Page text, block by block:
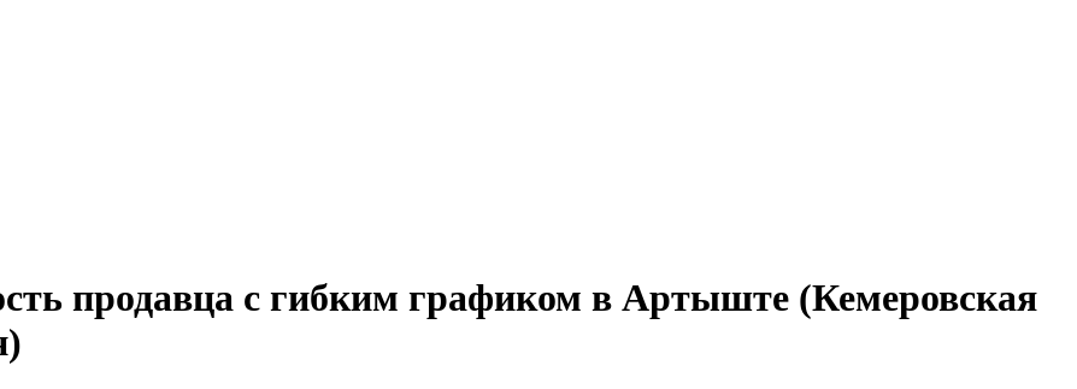
продавца с гибким графиком в Артыште (Кемеровская